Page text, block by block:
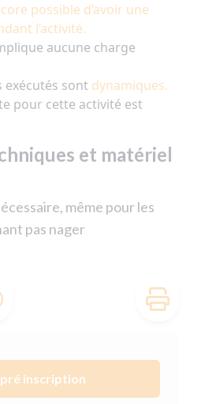
possible d’avoir une
l’activité.
aucune charge
exécutés sont dynamiques.
pour cette activité est
et matériel
même pour les
pas nager
inscription